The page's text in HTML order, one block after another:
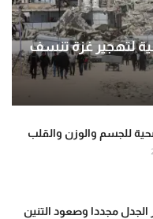
لتهجير غزة تنسف
للجسم والوزن والقلب
الجدل مجددا وصعود التنين